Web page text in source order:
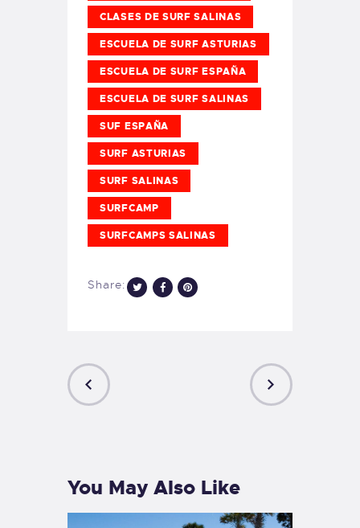
CLASES DE SURF SALINAS
ESCUELA DE SURF ASTURIAS
ESCUELA DE SURF ESPAÑA
ESCUELA DE SURF SALINAS
SUF ESPAÑA
SURF ASTURIAS
SURF SALINAS
SURFCAMP
SURFCAMPS SALINAS
Share:
You May Also Like